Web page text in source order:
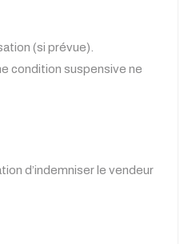
(si prévue).
condition suspensive ne
d’indemniser le vendeur